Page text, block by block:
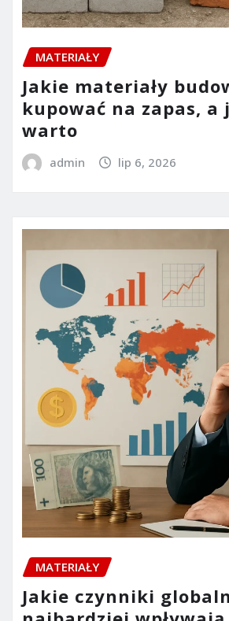
MATERIAŁY
Jakie materiały
kupować na zapas,
warto
admin lip 6, 2026
MATERIAŁY
Jakie czynniki